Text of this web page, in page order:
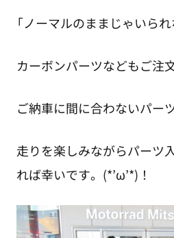
「ノーマルのままじゃいられ
カーボンパーツなどもご注
ご納車に間に合わないパー
走りを楽しみながらパーツ
れば幸いです。(*’ω’*)！